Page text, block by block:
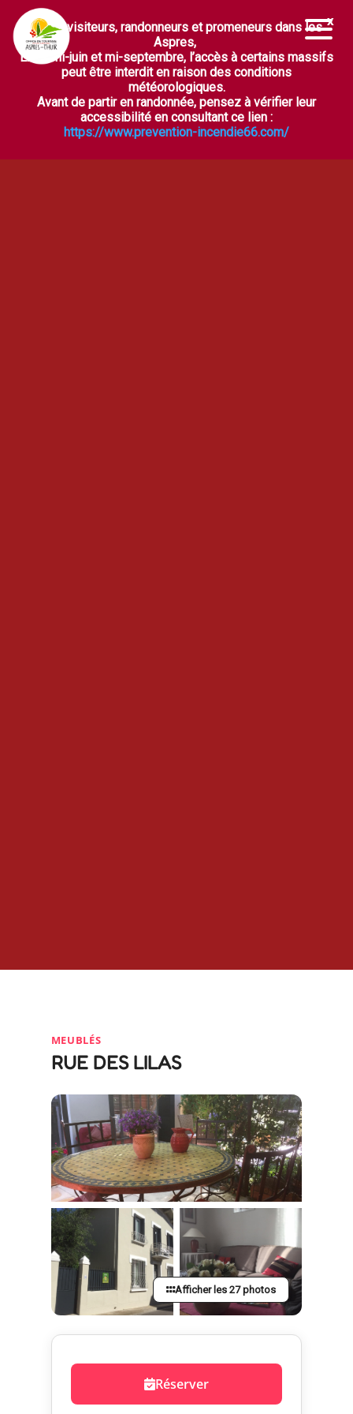
Ouvrir la barre d’outils
MEUBLÉS
RUE DES LILAS
Afficher les 27 photos
Réserver
Chers visiteurs, randonneurs et promeneurs dans les
Aspres,
Entre mi-juin et mi-septembre, l’accès à certains massifs
peut être interdit en raison des conditions
météorologiques.
Avant de partir en randonnée, pensez à vérifier leur
accessibilité en consultant ce lien :
https://www.prevention-incendie66.com/